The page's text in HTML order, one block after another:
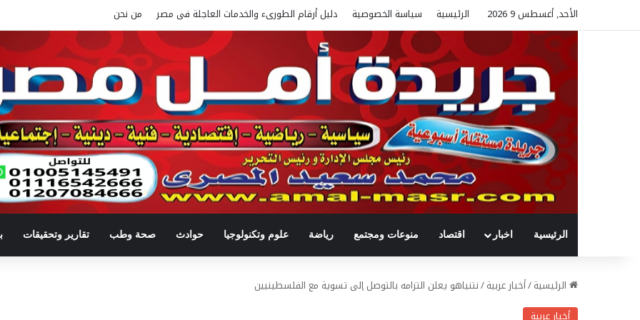
الأحد, أغسطس 9 2026 الرئيسية سياسة الخصوصية دليل أرقام الطورىء والخدمات العاجلة فى مصر من نحن
الرئيسية اخبار اقتصاد منوعات ومجتمع رياضة علوم وتكنولوجيا حوادث صحة وطب تقارير وتحقيقات
الرئيسية/أخبار عربية/نتنياهو يعلن التزامه بالتوصل إلى تسوية مع الفلسطينيين
أخبار عربية